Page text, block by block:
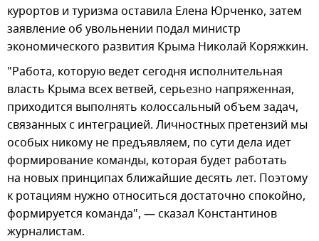
курортов и туризма оставила Елена Юрченко, затем
заявление об увольнении подал министр
экономического развития Крыма Николай Коряжкин.
"Работа, которую ведет сегодня исполнительная
власть Крыма всех ветвей, серьезно напряженная,
приходится выполнять колоссальный объем задач,
связанных с интеграцией. Личностных претензий мы
особых никому не предъявляем, по сути дела идет
формирование команды, которая будет работать
на новых принципах ближайшие десять лет. Поэтому
к ротациям нужно относиться достаточно спокойно,
формируется команда", — сказал Константинов
журналистам.